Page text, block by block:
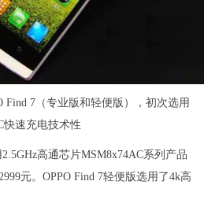
Find 7（专业版和轻便版），初次选用
快速充电技术性
高通芯片MSM8x74AC系列产品
元。OPPO Find 7轻便版选用了4k高